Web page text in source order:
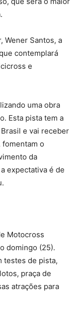
Wener Santos, a
contemplará
e
uma obra
Esta pista tem a
e vai receber
o
da
expectativa é de
Motocross
domingo (25).
testes de pista,
praça de
atrações para